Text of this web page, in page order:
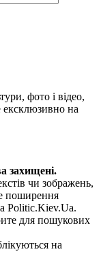
фото і відео,
ексклюзивно на
захищені.
чи зображень,
поширення
Politic.Kiev.Ua.
для пошукових
на